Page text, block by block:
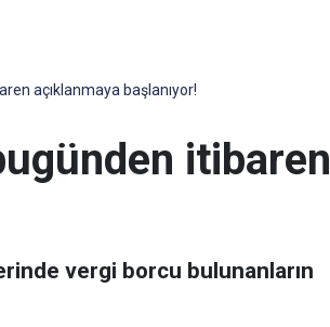
açıklanmaya başlanıyor!
itibaren
vergi borcu bulunanların